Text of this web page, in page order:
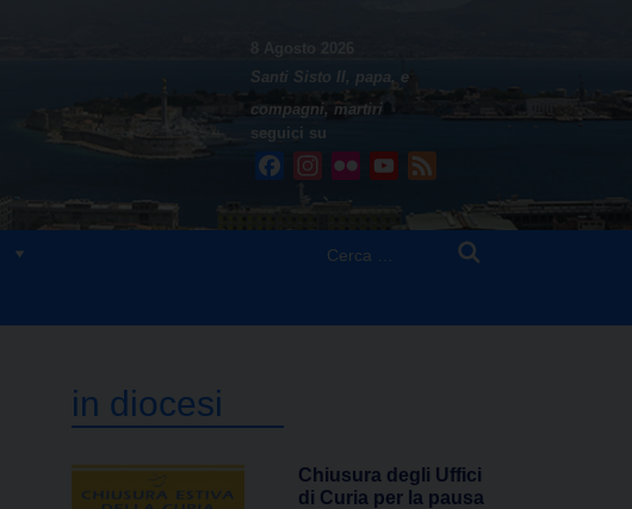
8 Agosto 2026
Santi Sisto II, papa, e
compagni, martiri
seguici su
FacebookInstagram
Flickr YouTube
in diocesi
Chiusura degli Uffici
di Curia per la pausa